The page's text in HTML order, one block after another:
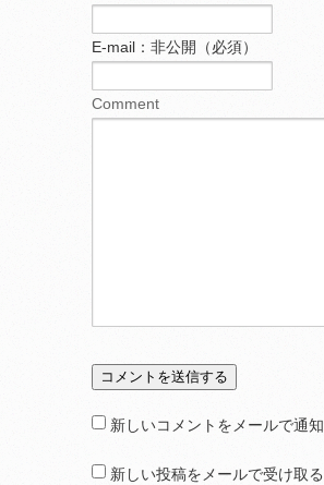
E-mail：非公開（必須）
Comment
新しいコメントをメールで通知
新しい投稿をメールで受け取る